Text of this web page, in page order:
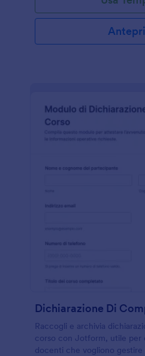
Raccogli e archivia
corso con Jotform, utile per
docenti che vogliono